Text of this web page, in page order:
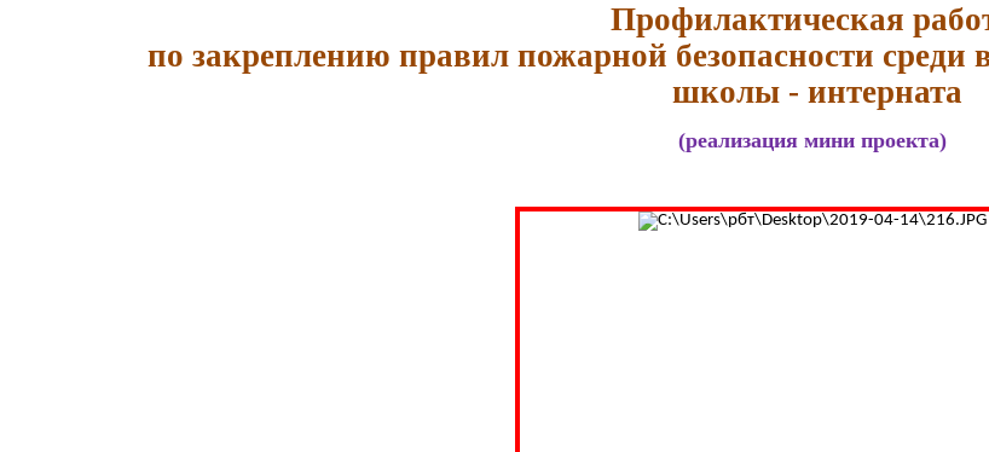
Профилактическая
по закреплению правил пожарной безопасности
школы - интерната
(реализация мини проекта)